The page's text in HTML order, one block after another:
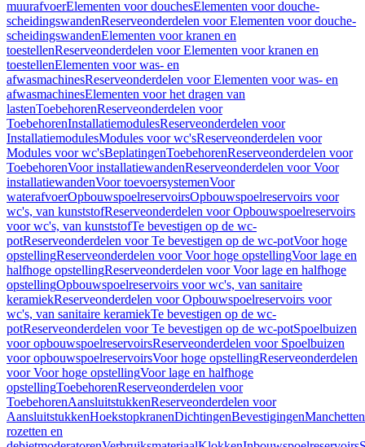
muurafvoerElementen voor douchesElementen voor douche-
scheidingswandenReserveonderdelen voor Elementen voor douche-
scheidingswandenElementen voor kranen en
toestellenReserveonderdelen voor Elementen voor kranen en
toestellenElementen voor was- en
afwasmachinesReserveonderdelen voor Elementen voor was- en
afwasmachinesElementen voor het dragen van
lastenToebehorenReserveonderdelen voor
ToebehorenInstallatiemodulesReserveonderdelen voor
InstallatiemodulesModules voor wc'sReserveonderdelen voor
Modules voor wc'sBeplatingenToebehorenReserveonderdelen voor
ToebehorenVoor installatiewandenReserveonderdelen voor Voor
installatiewandenVoor toevoersystemenVoor
waterafvoerOpbouwspoelreservoirsOpbouwspoelreservoirs voor
wc's, van kunststofReserveonderdelen voor Opbouwspoelreservoirs
voor wc's, van kunststofTe bevestigen op de wc-
potReserveonderdelen voor Te bevestigen op de wc-potVoor hoge
opstellingReserveonderdelen voor Voor hoge opstellingVoor lage en
halfhoge opstellingReserveonderdelen voor Voor lage en halfhoge
opstellingOpbouwspoelreservoirs voor wc's, van sanitaire
keramiekReserveonderdelen voor Opbouwspoelreservoirs voor
wc's, van sanitaire keramiekTe bevestigen op de wc-
potReserveonderdelen voor Te bevestigen op de wc-potSpoelbuizen
voor opbouwspoelreservoirsReserveonderdelen voor Spoelbuizen
voor opbouwspoelreservoirsVoor hoge opstellingReserveonderdelen
voor Voor hoge opstellingVoor lage en halfhoge
opstellingToebehorenReserveonderdelen voor
ToebehorenAansluitstukkenReserveonderdelen voor
AansluitstukkenHoekstopkranenDichtingenBevestigingenManchetten
rozetten en